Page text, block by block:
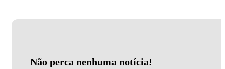
Não perca nenhuma notícia!